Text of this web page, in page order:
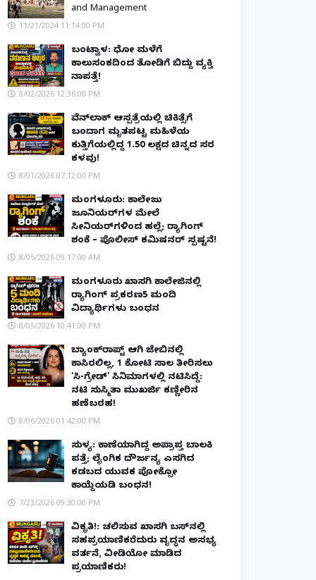
and Management
11/21/2024 11:14:00 PM
ಬಂಟ್ವಾಳ: ಧೋ ಮಳೆಗೆ
ಕಾಲುಸಂಕದಿಂದ ತೋಡಿಗೆ ಬಿದ್ದು ವ್ಯಕ್ತಿ
ನಾಪತ್ತೆ!
8/02/2026 12:36:00 PM
ವೆನ್‌ಲಾಕ್ ಆಸ್ಪತ್ರೆಯಲ್ಲಿ ಚಿಕಿತ್ಸೆಗೆ
ಬಂದಾಗ ಮೃತಪಟ್ಟ ಮಹಿಳೆಯ
ಕುತ್ತಿಗೆಯಲ್ಲಿದ್ದ ₹1.50 ಲಕ್ಷದ ಚಿನ್ನದ ಸರ
ಕಳವು!
8/01/2026 07:12:00 PM
ಮಂಗಳೂರು: ಕಾಲೇಜು
ಜೂನಿಯರ್‌ಗಳ ಮೇಲೆ
ಸೀನಿಯರ್‌ಗಳಿಂದ ಹಲ್ಲೆ; ರ‌್ಯಾಗಿಂಗ್
ಶಂಕೆ – ಪೊಲೀಸ್ ಕಮಿಷನರ್ ಸ್ಪಷ್ಟನೆ!
8/05/2026 09:17:00 AM
ಮಂಗಳೂರು ಖಾಸಗಿ ಕಾಲೇಜಿನಲ್ಲಿ
ರ‌್ಯಾಗಿಂಗ್ ಪ್ರಕರಣ5 ಮಂದಿ
ವಿದ್ಯಾರ್ಥಿಗಳು ಬಂಧನ
8/05/2026 10:41:00 PM
ಬ್ಯಾಂಕ್‌ರಾಪ್ಟ್‌ ಆಗಿ ಜೇಬಿನಲ್ಲಿ
ಕಾಸಿರಲಿಲ್ಲ, ₹1 ಕೋಟಿ ಸಾಲ ತೀರಿಸಲು
'ಸಿ-ಗ್ರೇಡ್' ಸಿನಿಮಾಗಳಲ್ಲಿ ನಟಿಸಿದ್ದೆ:
ನಟಿ ಸುಸ್ಮಿತಾ ಮುಖರ್ಜಿ ಕಣ್ಣೀರಿನ
ಹಣೆಬರಹ!
8/06/2026 01:42:00 PM
ಸುಳ್ಯ: ಕಾಣೆಯಾಗಿದ್ದ ಅಪ್ರಾಪ್ತ ಬಾಲಕಿ
ಪತ್ತೆ; ಲೈಂಗಿಕ ದೌರ್ಜನ್ಯ ಎಸಗಿದ
ಕಡಬದ ಯುವಕ ಪೋಕ್ಸೋ
ಕಾಯ್ದೆಯಡಿ ಬಂಧನ!
7/23/2026 09:30:00 PM
ವಿಕೃತಿ!: ಚಲಿಸುವ ಖಾಸಗಿ ಬಸ್‌ನಲ್ಲಿ
ಸಹಪ್ರಯಾಣಿಕರೆದುರು ವೃದ್ಧನ ಅಸಭ್ಯ
ವರ್ತನೆ, ವೀಡಿಯೋ ಮಾಡಿದ
ಪ್ರಯಾಣಿಕರು!